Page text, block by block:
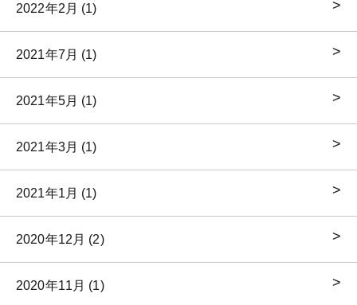
2022年2月 (1)
2021年7月 (1)
2021年5月 (1)
2021年3月 (1)
2021年1月 (1)
2020年12月 (2)
2020年11月 (1)